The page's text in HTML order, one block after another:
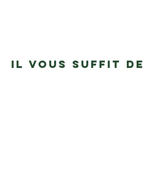
Il vous suffit de